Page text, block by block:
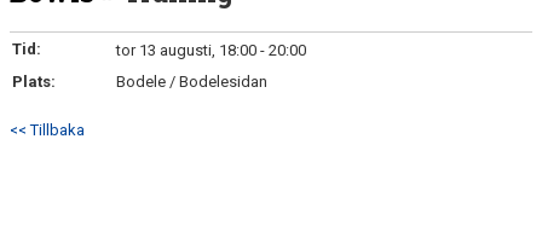
KALENDER
MATCHER
Tid:
tor 13 augusti, 18:00 - 20:00
Plats:
Bodele / Bodelesidan
<< Tillbaka